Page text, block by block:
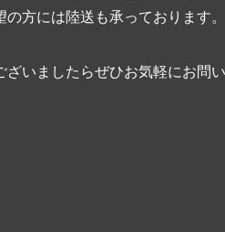
方には陸送も承っております。
ざいましたらぜひお気軽にお問